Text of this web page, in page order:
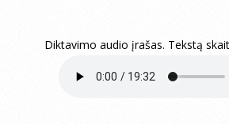
Diktavimo audio įrašas. Tekstą